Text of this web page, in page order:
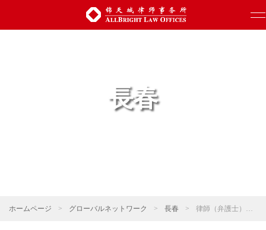
長春
ホームページ > グローバルネットワーク > 長春 > 律師（弁護士）等の紹介